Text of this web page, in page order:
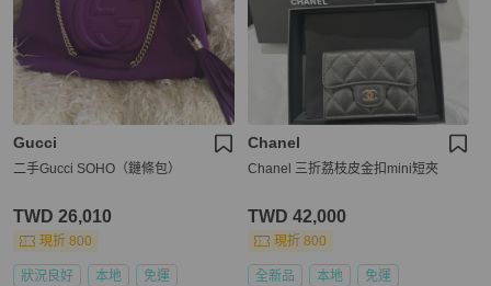
Gucci
二手Gucci SOHO（鏈條包）
TWD 26,010
現折 800
狀況良好 本地 免運
Chanel
Chanel 三折荔枝皮金扣mini短夾
TWD 42,000
現折 800
全新品 本地 免運